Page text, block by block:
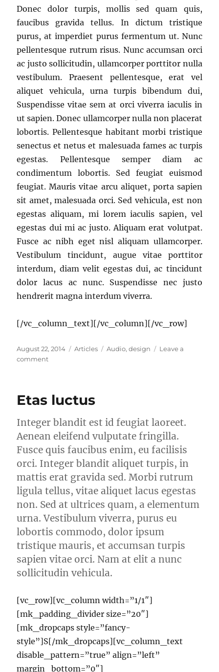
Donec dolor turpis, mollis sed quam quis,
faucibus gravida tellus. In dictum tristique
purus, at imperdiet purus fermentum ut. Nunc
pellentesque rutrum risus. Nunc accumsan orci
ac justo sollicitudin, ullamcorper porttitor nulla
vestibulum. Praesent pellentesque, erat vel
aliquet vehicula, urna turpis bibendum dui,
Suspendisse vitae sem at orci viverra iaculis in
ut sapien. Donec ullamcorper nulla non placerat
lobortis. Pellentesque habitant morbi tristique
senectus et netus et malesuada fames ac turpis
egestas. Pellentesque semper diam ac
condimentum lobortis. Sed feugiat euismod
feugiat. Mauris vitae arcu aliquet, porta sapien
sit amet, malesuada orci. Sed vehicula, est non
egestas aliquam, mi lorem iaculis sapien, vel
egestas dui mi ac justo. Aliquam erat volutpat.
Fusce ac nibh eget nisl aliquam ullamcorper.
Vestibulum tincidunt, augue vitae porttitor
interdum, diam velit egestas dui, ac tincidunt
dolor lacus ac nunc. Suspendisse nec justo
hendrerit magna interdum viverra.
[/vc_column_text][/vc_column][/vc_row]
Posted
on
August 22, 2014 Categories
Articles Tags
Audio,design
Leave a
commenton
Etas luctus
Integer blandit est id feugiat laoreet.
Aenean eleifend vulputate fringilla.
Fusce quis faucibus enim, eu facilisis
orci. Integer blandit aliquet turpis, in
mattis erat gravida sed. Morbi rutrum
ligula tellus, vitae aliquet lacus egestas
non. Sed at ultrices quam, a elementum
urna. Vestibulum viverra, purus eu
lobortis commodo, dolor ipsum
tristique mauris, et accumsan turpis
sapien vitae orci. Nam at elit a nunc
sollicitudin vehicula.
[vc_row][vc_column width=”1/1″]
[mk_padding_divider size=”20″]
[mk_dropcaps style=”fancy-
style”]S[/mk_dropcaps][vc_column_text
disable_pattern=”true” align=”left”
margin_bottom=”0″]